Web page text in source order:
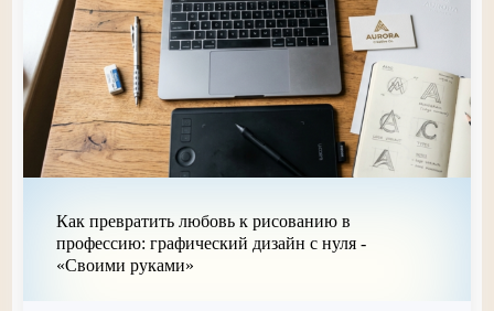
Как превратить любовь к рисованию в
профессию: графический дизайн с нуля -
«Своими руками»